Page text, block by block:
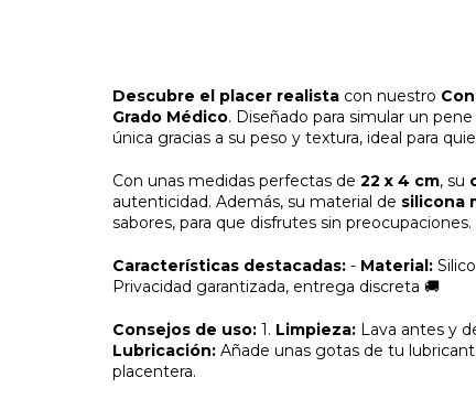
Descubre el placer realista con nuestro
Grado Médico. Diseñado para simular un
única gracias a su peso y textura, ideal para
Con unas medidas perfectas de 22 x 4 cm, su
autenticidad. Además, su material de silicona
sabores, para que disfrutes sin preocupaciones.
Características destacadas: - Material:
Privacidad garantizada, entrega discreta 🚚
Consejos de uso: 1. Limpieza: Lava antes y
Lubricación: Añade unas gotas de tu
placentera.